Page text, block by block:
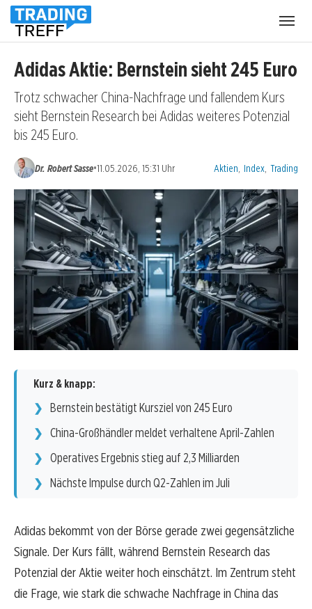
Adidas Aktie: Bernstein sieht 245 Euro
Trotz schwacher China-Nachfrage und fallendem Kurs
sieht Bernstein Research bei Adidas weiteres Potenzial
bis 245 Euro.
Dr. Robert Sasse•11.05.2026, 15:31 Uhr Kategorien:
Aktien Index Trading
Kurz & knapp:
Bernstein bestätigt Kursziel von 245 Euro
China-Großhändler meldet verhaltene April-Zahlen
Operatives Ergebnis stieg auf 2,3 Milliarden
Nächste Impulse durch Q2-Zahlen im Juli
Adidas bekommt von der Börse gerade zwei gegensätzliche
Signale. Der Kurs fällt, während Bernstein Research das
Potenzial der Aktie weiter hoch einschätzt. Im Zentrum steht
die Frage, wie stark die schwache Nachfrage in China das